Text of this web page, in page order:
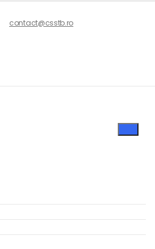
contact@csstb.ro